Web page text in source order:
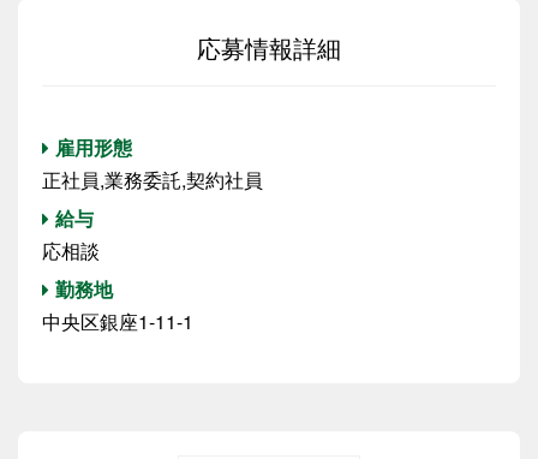
応募情報詳細
雇用形態
正社員,業務委託,契約社員
給与
応相談
勤務地
中央区銀座1-11-1